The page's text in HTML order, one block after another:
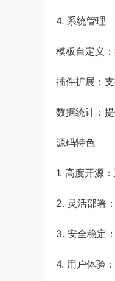
4. 系统管理
模板自定义
插件扩展：
数据统计 ：
源码特色
1. 高度开源
2. 灵活部署
3. 安全稳定
4. 用户体验